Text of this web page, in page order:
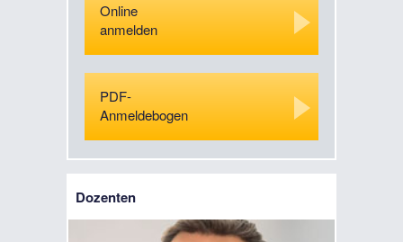
Online
anmelden
PDF-
Anmeldebogen
Dozenten